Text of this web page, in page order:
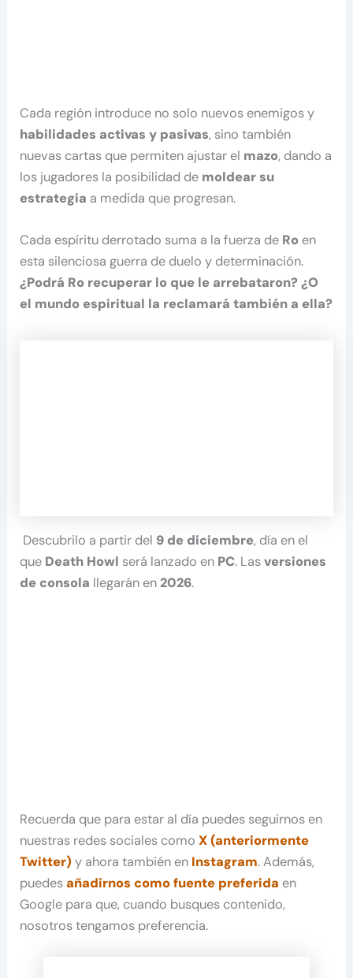
Cada región introduce no solo nuevos enemigos y
habilidades activas y pasivas, sino también
nuevas cartas que permiten ajustar el mazo, dando a
los jugadores la posibilidad de moldear su
estrategia a medida que progresan.
Cada espíritu derrotado suma a la fuerza de Ro en
esta silenciosa guerra de duelo y determinación.
¿Podrá Ro recuperar lo que le arrebataron? ¿O
el mundo espiritual la reclamará también a ella?
Descubrilo a partir del 9 de diciembre, día en el
que Death Howl será lanzado en PC. Lasversiones
de consola llegarán en2026.
Recuerda que para estar al día puedes seguirnos en
nuestras redes sociales comoX (anteriormente
Twitter) y ahora también en Instagram. Además,
puedesañadirnos como fuente preferida en
Google para que, cuando busques contenido,
nosotros tengamos preferencia.